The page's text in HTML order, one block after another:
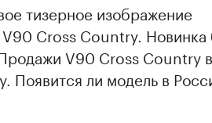
тизерное изображение
Cross Country. Новинка
V90 Cross Country в
Появится ли модель в